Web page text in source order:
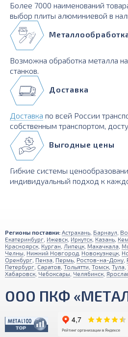
Более 7000 наименований
выбор плиты алюминиевой в
Возможна обработка металла
станков.
Доставка
Доставка по всей России
собственным транспортом,
Выгодные цены
Гибкие системы
индивидуальный подход к
Регионы поставки: Астрахань Барнаул
Екатеринбург Ижевск Иркутск Казань
Красноярск Курган Липецк Махачкала
Челны Нижний Новгород Новокузнецк
Оренбург Пенза Пермь Ростов-на-Дону
Петербург Саратов Тольятти Томск Тула
Хабаровск Чебоксары Челябинск
ООО ПКФ